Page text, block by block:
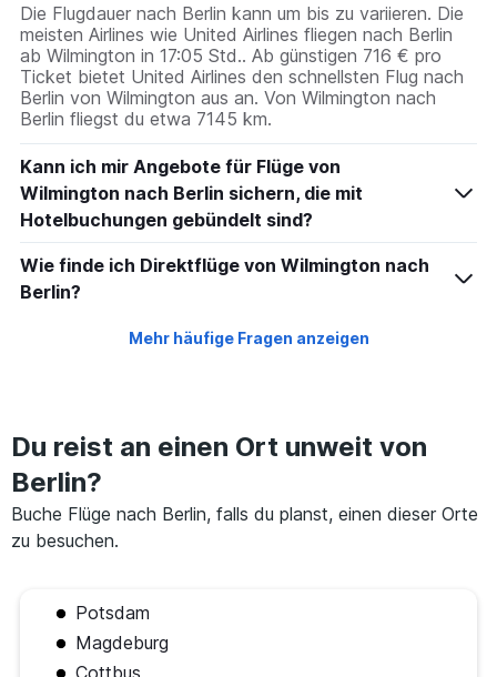
Die Flugdauer nach Berlin kann um bis zu variieren. Die
meisten Airlines wie United Airlines fliegen nach Berlin
ab Wilmington in 17:05 Std.. Ab günstigen 716 € pro
Ticket bietet United Airlines den schnellsten Flug nach
Berlin von Wilmington aus an. Von Wilmington nach
Berlin fliegst du etwa 7145 km.
Kann ich mir Angebote für Flüge von
Wilmington nach Berlin sichern, die mit
Hotelbuchungen gebündelt sind?
Wie finde ich Direktflüge von Wilmington nach
Berlin?
Mehr häufige Fragen anzeigen
Du reist an einen Ort unweit von
Berlin?
Buche Flüge nach Berlin, falls du planst, einen dieser Orte
zu besuchen.
Potsdam
Magdeburg
Cottbus